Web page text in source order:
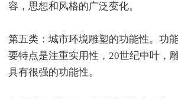
容，思想和风格的广泛变化。
第五类：城市环境雕塑的功能性。功
要特点是注重实用性，20世纪中叶，
具有很强的功能性。